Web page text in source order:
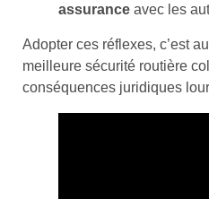
assurance avec les
Adopter ces réflexes, c’est
meilleure sécurité routière
conséquences juridiques